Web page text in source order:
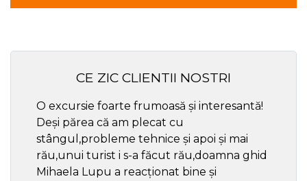
CE ZIC CLIENTII NOSTRI
O excursie foarte frumoasă și interesantă!
Deși părea că am plecat cu
stângul,probleme tehnice și apoi și mai
rău,unui turist i s-a făcut rău,doamna ghid
Mihaela Lupu a reacționat bine și